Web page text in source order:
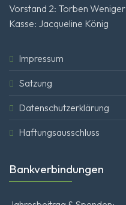
Vorstand 2: Torben Weniger
Kasse: Jacqueline König
Impressum
Satzung
Datenschutzerklärung
Haftungsausschluss
Bankverbindungen